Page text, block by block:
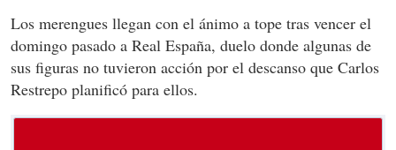
Los merengues llegan con el ánimo a tope tras vencer el
domingo pasado a Real España, duelo donde algunas de
sus figuras no tuvieron acción por el descanso que Carlos
Restrepo planificó para ellos.